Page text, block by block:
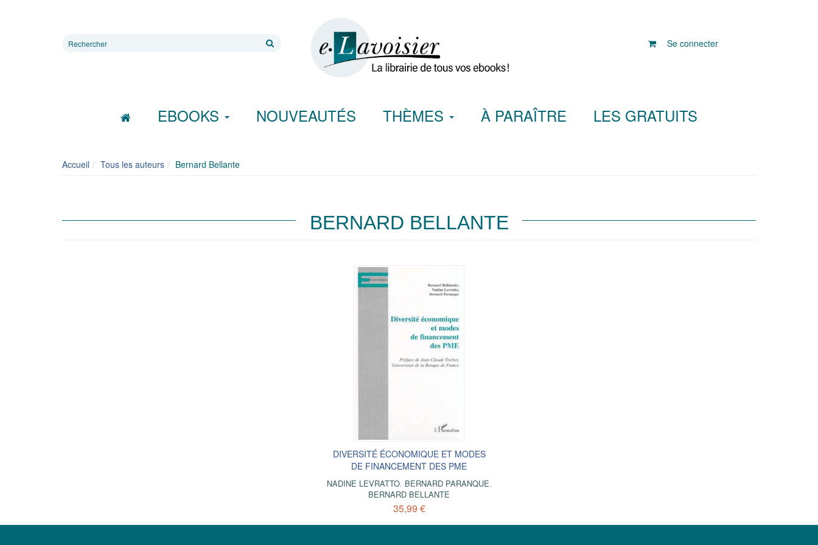
Rechercher
Se connecter
EBOOKS NOUVEAUTÉS THÈMES À PARAÎTRE LES GRATUITS
Accueil Tous les auteurs Bernard Bellante
BERNARD BELLANTE
DIVERSITÉ ÉCONOMIQUE ET MODES
DE FINANCEMENT DES PME
NADINE LEVRATTO, BERNARD PARANQUE,
BERNARD BELLANTE
35,99 €